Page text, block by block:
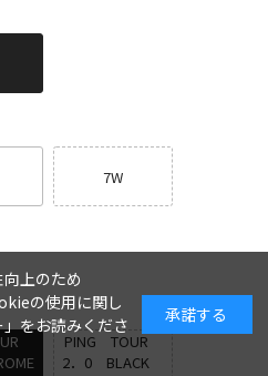
7W
PING TOUR
2．0 BLACK
上のため
の使用に関し
」をお読みくださ
承諾する